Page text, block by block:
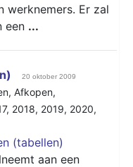
werknemers. Er zal
een ...
20 oktober 2009
, Afkopen,
, 2018, 2019, 2020,
(tabellen)
aan een